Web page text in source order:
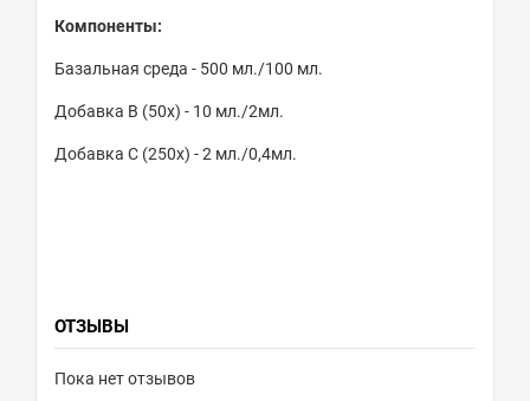
Компоненты:
Базальная среда - 500 мл./100 мл.
Добавка B (50x) - 10 мл./2мл.
Добавка C (250x) - 2 мл./0,4мл.
ОТЗЫВЫ
Пока нет отзывов